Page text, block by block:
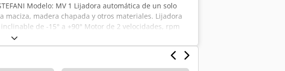
Modelo: MV 1 Lijadora automática de un solo
maciza, madera chapada y otros materiales. Lijadora
de -15° a +90° Motor de 2 velocidades, rpm
automática con velocidad variable Guía de
de la salida de extracción 100 mm Dimensiones
Ajzmyp Aodtsck